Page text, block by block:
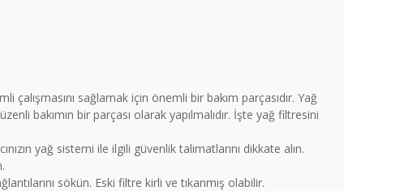
sağlamak için önemli bir bakım parçasıdır. Yağ
bakımın bir parçası olarak yapılmalıdır. İşte yağ filtresini
yağ sistemi ile ilgili güvenlik talimatlarını dikkate alın.
sökün. Eski filtre kirli ve tıkanmış olabilir.